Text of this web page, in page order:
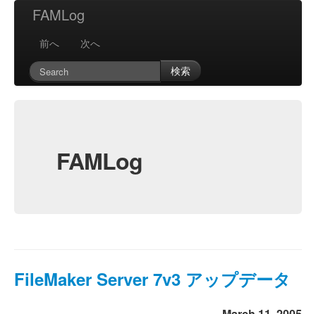
FAMLog
前へ
次へ
検索
FAMLog
FileMaker Server 7v3 アップデータ